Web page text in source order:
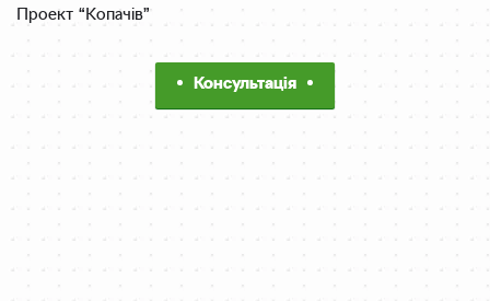
Проект “Копачів”
Консультація